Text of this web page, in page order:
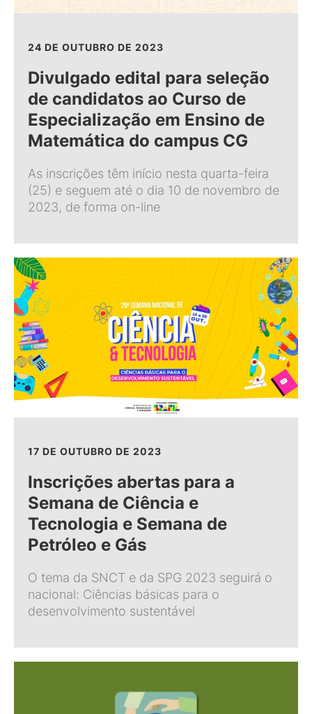
24 DE OUTUBRO DE 2023
Divulgado edital para seleção
de candidatos ao Curso de
Especialização em Ensino de
Matemática do campus CG
As inscrições têm início nesta quarta-feira
(25) e seguem até o dia 10 de novembro de
2023, de forma on-line
17 DE OUTUBRO DE 2023
Inscrições abertas para a
Semana de Ciência e
Tecnologia e Semana de
Petróleo e Gás
O tema da SNCT e da SPG 2023 seguirá o
nacional: Ciências básicas para o
desenvolvimento sustentável